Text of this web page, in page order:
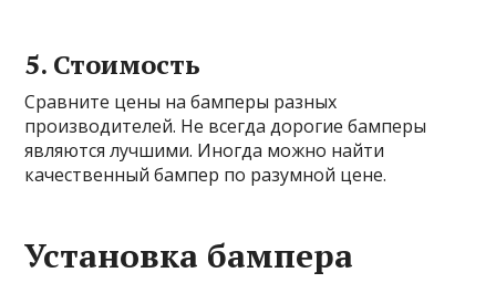
5. Стоимость
Сравните цены на бамперы разных
производителей. Не всегда дорогие бамперы
являются лучшими. Иногда можно найти
качественный бампер по разумной цене.
Установка бампера